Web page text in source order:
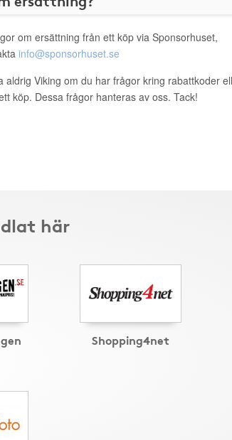
om ersättning från ett köp via Sponsorhuset,
info@sponsorhuset.se
aldrig Viking om du har frågor kring rabattkoder
köp. Dessa frågor hanteras av oss. Tack!
här
Shopping4net